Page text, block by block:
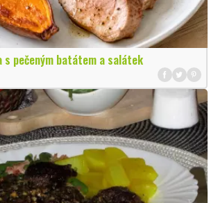
s pečeným batátem a salátek